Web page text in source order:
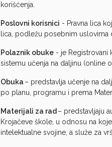
korišćenja.
Poslovni korisnici - Pravna lica
lica, podležu posebnim
Polaznik obuke - je
sistemu učenja na daljinu (online
Obuka – predstavlja učenje na
po planu, programu i prema
Materijali za rad – predstavljaju
Krojačeve škole, u odnosu na
intelektualne svojine, a služe za